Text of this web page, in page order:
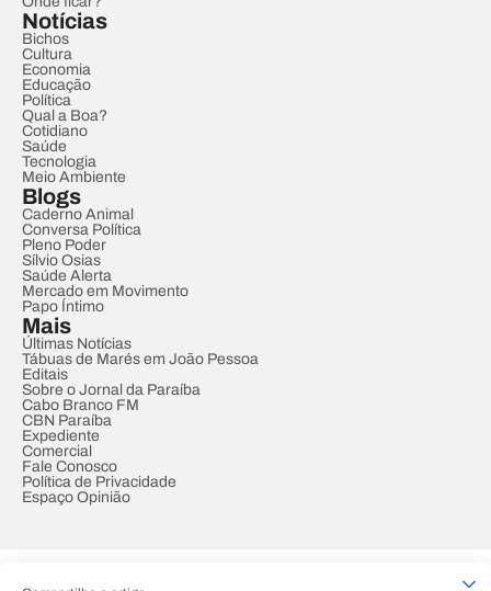
Notícias
Bichos
Cultura
Economia
Educação
Política
Qual a Boa?
Cotidiano
Saúde
Tecnologia
Meio Ambiente
Blogs
Caderno Animal
Conversa Política
Pleno Poder
Sílvio Osias
Saúde Alerta
Mercado em Movimento
Papo Íntimo
Mais
Últimas Notícias
Tábuas de Marés em João Pessoa
Editais
Sobre o Jornal da Paraíba
Cabo Branco FM
CBN Paraíba
Expediente
Comercial
Fale Conosco
Política de Privacidade
Espaço Opinião